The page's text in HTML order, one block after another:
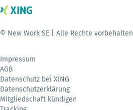
© New Work SE | Alle Rechte vorbehalten
Impressum
AGB
Datenschutz bei XING
Datenschutzerklärung
Mitgliedschaft kündigen